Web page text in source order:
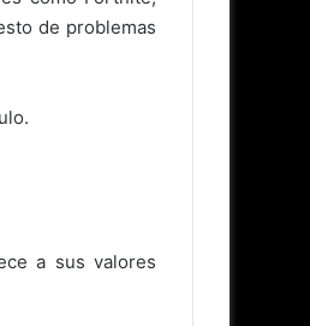
de problemas
a sus valores